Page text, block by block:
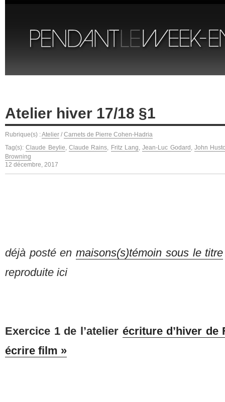
Atelier hiver 17/18 §1
Rubrique(s) :Atelier / Carnets de Pierre Cohen-Hadria
Tag(s):Claude Beylie, Claude Rains, Fritz Lang,Jean-Luc Godard , John
Browning
12 décembre, 2017
déjà posté enmaisons(s)témoin sous le titre
reproduite ici
Exercice 1 de l’atelier écriture d’hiver de
écrire film »